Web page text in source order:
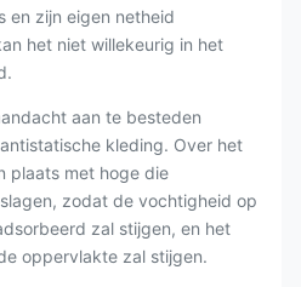
en zijn eigen netheid
het niet willekeurig in het
aan te besteden
kleding. Over het
plaats met hoge die
zodat de vochtigheid op
zal stijgen, en het
oppervlakte zal stijgen.